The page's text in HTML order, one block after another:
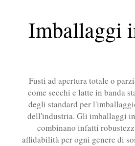
Imballaggi
Fusti ad apertura totale o
come secchi e latte in banda
degli standard per
dell'industria. Gli imballaggi
combinano infatti
affidabilità per ogni genere di